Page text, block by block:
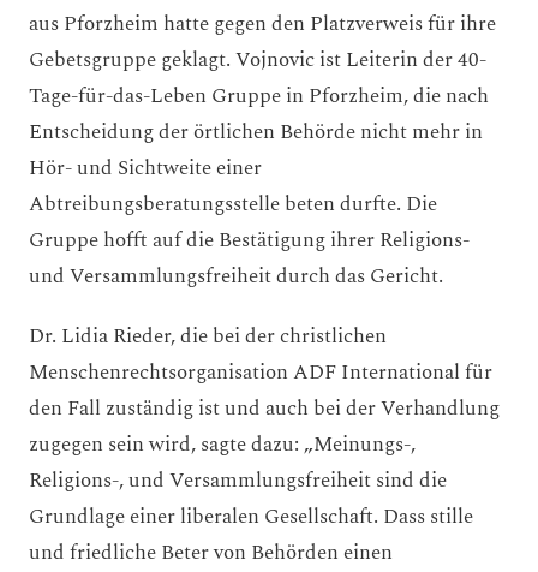
aus Pforzheim hatte gegen den Platzverweis für ihre
Gebetsgruppe geklagt. Vojnovic ist Leiterin der 40-
Tage-für-das-Leben Gruppe in Pforzheim, die nach
Entscheidung der örtlichen Behörde nicht mehr in
Hör- und Sichtweite einer
Abtreibungsberatungsstelle beten durfte. Die
Gruppe hofft auf die Bestätigung ihrer Religions-
und Versammlungsfreiheit durch das Gericht.
Dr. Lidia Rieder, die bei der christlichen
Menschenrechtsorganisation ADF International für
den Fall zuständig ist und auch bei der Verhandlung
zugegen sein wird, sagte dazu: „Meinungs-,
Religions-, und Versammlungsfreiheit sind die
Grundlage einer liberalen Gesellschaft. Dass stille
und friedliche Beter von Behörden einen